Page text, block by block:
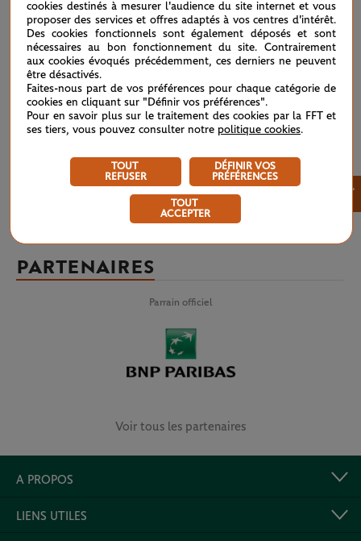
PARTENAIRES
Parrain officiel
Voir tous les partenaires
A PROPOS
LIENS UTILES
cookies destinés à mesurer l'audience du site internet et vous
proposer des services et offres adaptés à vos centres d'intérêt.
Des cookies fonctionnels sont également déposés et sont
nécessaires au bon fonctionnement du site. Contrairement
aux cookies évoqués précédemment, ces derniers ne peuvent
être désactivés.
Faites-nous part de vos préférences pour chaque catégorie de
cookies en cliquant sur "Définir vos préférences".
Pour en savoir plus sur le traitement des cookies par la FFT et
ses tiers, vous pouvez consulter notre politique cookies.
TOUT
REFUSER
DÉFINIR VOS
PRÉFÉRENCES
TOUT
ACCEPTER